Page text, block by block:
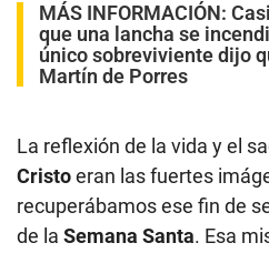
MÁS INFORMACIÓN:
que una lancha se
único sobreviviente dijo
Martín de Porres
La reflexión de la vida y el
Cristoeran las fuertes
recuperábamos ese fin de
de la Semana Santa. Esa